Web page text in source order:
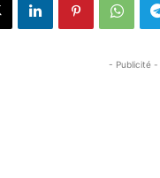
- Publicité -